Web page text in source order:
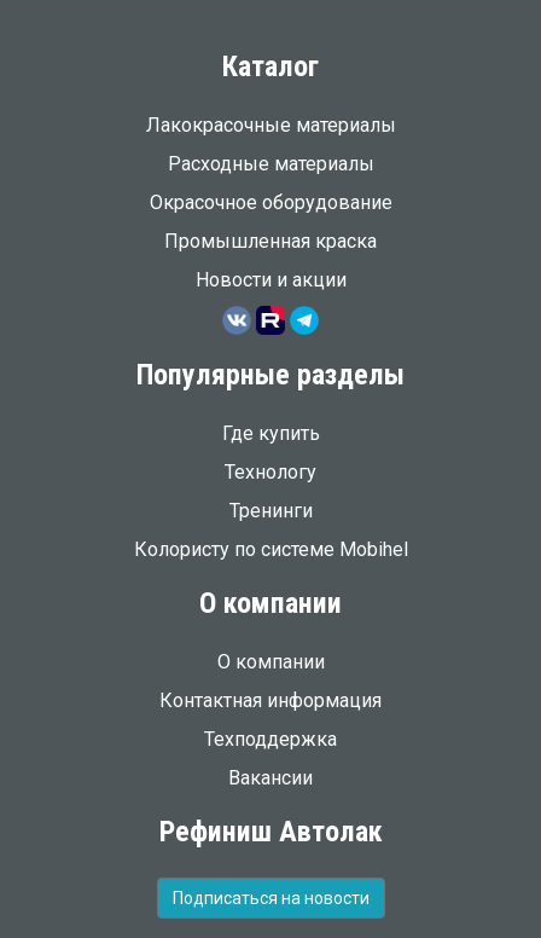
Каталог
Лакокрасочные материалы
Расходные материалы
Окрасочное оборудование
Промышленная краска
Новости и акции
Популярные разделы
Где купить
Технологу
Тренинги
Колористу по системе Mobihel
О компании
О компании
Контактная информация
Техподдержка
Вакансии
Рефиниш Автолак
Подписаться на новости